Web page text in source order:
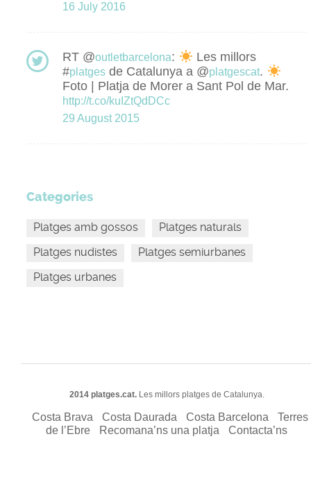
16 July 2016
RT @outletbarcelona:
Les millors
#platges de Catalunya a @platgescat.
Foto | Platja de Morer a Sant Pol de Mar.
http://t.co/kuIZtQdDCc
29 August 2015
Categories
Platges amb gossos
Platges naturals
Platges nudistes
Platges semiurbanes
Platges urbanes
2014 platges.cat.Les millors platges de Catalunya.
Costa Brava Costa Daurada Costa Barcelona
Terres
de l’Ebre
Recomana’ns una platja Contacta’ns